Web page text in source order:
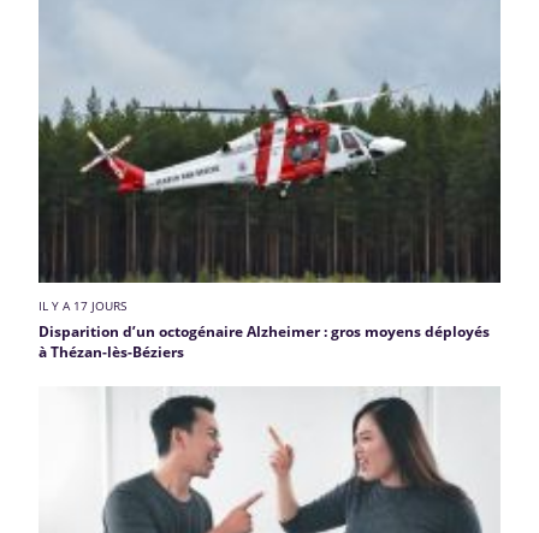
IL Y A 17 JOURS
Disparition d’un octogénaire Alzheimer : gros moyens déployés
à Thézan-lès-Béziers